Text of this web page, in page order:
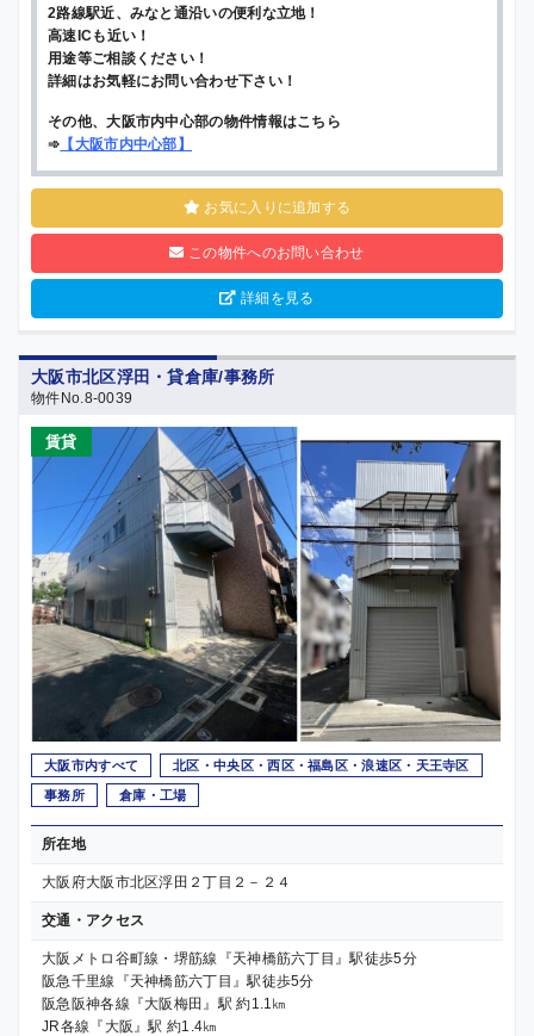
2路線駅近、みなと通沿いの便利な立地！
高速ICも近い！
用途等ご相談ください！
詳細はお気軽にお問い合わせ下さい！
その他、大阪市内中心部の物件情報はこちら
➾ 【大阪市内中心部】
お気に入りに追加する
この物件へのお問い合わせ
詳細を見る
大阪市北区浮田・貸倉庫/事務所
物件No.8-0039
賃貸
大阪市内すべて 北区・中央区・西区・福島区・浪速区・天王寺区
事務所 倉庫・工場
所在地
大阪府大阪市北区浮田２丁目２－２４
交通・アクセス
大阪メトロ谷町線・堺筋線『天神橋筋六丁目』駅徒歩5分
阪急千里線『天神橋筋六丁目』駅徒歩5分
阪急阪神各線『大阪梅田』駅 約1.1㎞
JR各線『大阪』駅 約1.4㎞